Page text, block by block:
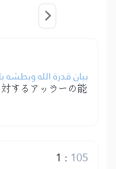
بيان قدرة الله وبطشه
するアッラーの能
1 : 105